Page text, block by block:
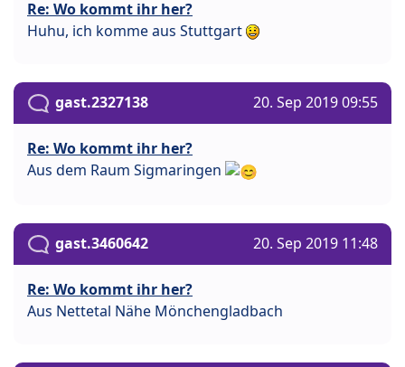
Re: Wo kommt ihr her?
Huhu, ich komme aus Stuttgart
gast.2327138 20. Sep 2019 09:55
Re: Wo kommt ihr her?
Aus dem Raum Sigmaringen
gast.3460642 20. Sep 2019 11:48
Re: Wo kommt ihr her?
Aus Nettetal Nähe Mönchengladbach